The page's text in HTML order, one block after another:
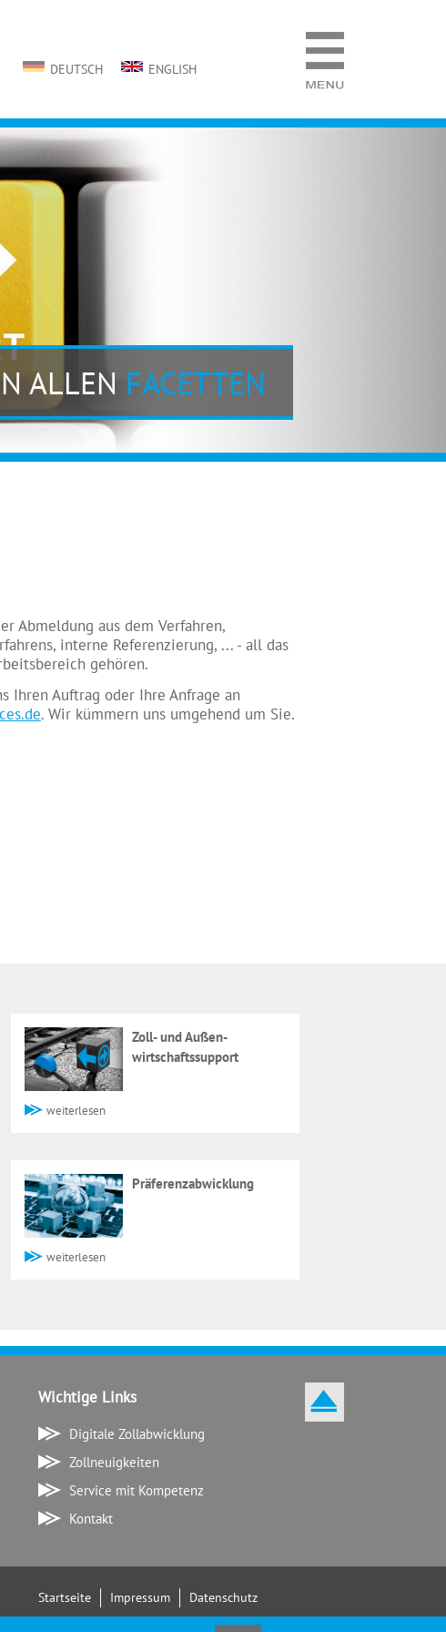
DEUTSCH ENGLISH
ALLEN FACETTEN
Abmeldung aus dem Verfahren,
interne Referenzierung, ... - all das
gehören.
Ihren Auftrag oder Ihre Anfrage an
. Wir kümmern uns umgehend um Sie.
Zoll- und Außen­
wirtschaftssupport
weiterlesen
Präferenzabwicklung
weiterlesen
Wichtige Links
Digitale Zollabwicklung
Zollneuigkeiten
Service mit Kompetenz
Kontakt
Startseite Impressum Datenschutz